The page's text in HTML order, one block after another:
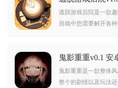
逃脱游戏后院是一款
游戏中您需要解开各
鬼影重重v0.1 安
鬼影重重是一款整体
整个的剧情以及玩法